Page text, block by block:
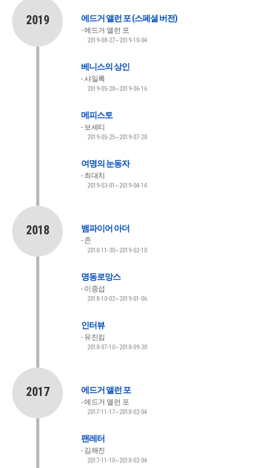
2019 에드거 앨런 포 (스페셜 버전)
에드거 앨런 포
2019-08-27~2019-10-04
베니스의 상인
샤일록
2019-05-28~2019-06-16
메피스토
보세티
2019-05-25~2019-07-28
여명의 눈동자
최대치
2019-03-01~2019-04-14
2018 뱀파이어 아더
존
2018-11-30~2019-02-10
명동로망스
이중섭
2018-10-02~2019-01-06
인터뷰
유진킴
2018-07-10~2018-09-30
2017 에드거 앨런 포
에드거 앨런 포
2017-11-17~2018-02-04
팬레터
김해진
2017-11-10~2018-02-04